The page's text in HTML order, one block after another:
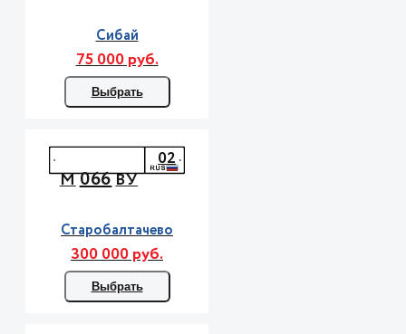
Сибай
75 000 руб.
Выбрать
М066ВУ
02
Старобалтачево
300 000 руб.
Выбрать